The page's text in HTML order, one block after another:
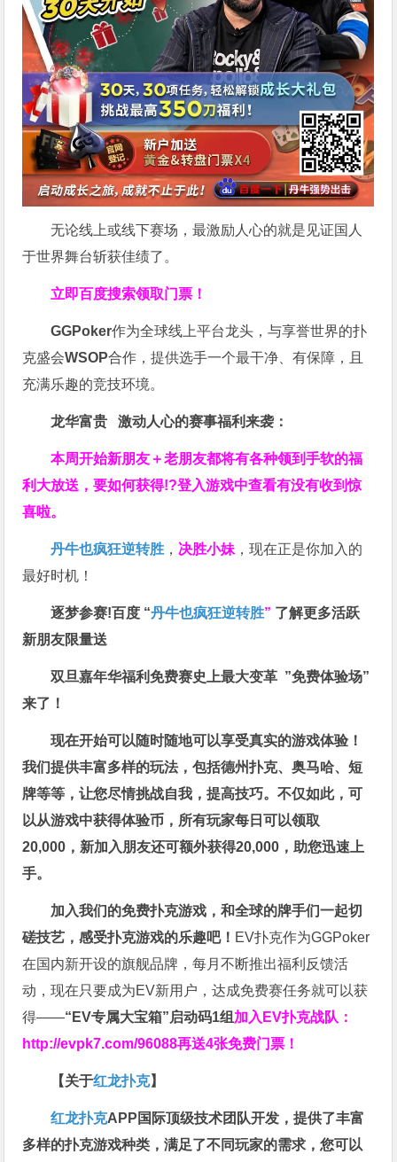
无论线上或线下赛场，最激励人心的就是见证国人
于世界舞台斩获佳绩了。
立即百度搜索领取门票！
GGPoker作为全球线上平台龙头，与享誉世界的扑
克盛会WSOP合作，提供选手一个最干净、有保障，且
充满乐趣的竞技环境。
龙华富贵 激动人心的赛事福利来袭：
本周开始新朋友＋老朋友都将有各种领到手软的福
利大放送，要如何获得!?登入游戏中查看有没有收到惊
喜啦。
丹牛也疯狂逆转胜 ， 决胜小妹 ，现在正是你加入的
最好时机！
逐梦参赛!百度 “丹牛也疯狂逆转胜” 了解更多活跃
新朋友限量送
双旦嘉年华福利免费赛史上最大变革 ”免费体验场”
来了！
现在开始可以随时随地可以享受真实的游戏体验！
我们提供丰富多样的玩法，包括德州扑克、奥马哈、短
牌等等，让您尽情挑战自我，提高技巧。不仅如此，可
以从游戏中获得体验币，所有玩家每日可以领取
20,000，新加入朋友还可额外获得20,000，助您迅速上
手。
加入我们的免费扑克游戏，和全球的牌手们一起切
磋技艺，感受扑克游戏的乐趣吧！ EV扑克作为GGPoker
在国内新开设的旗舰品牌，每月不断推出福利反馈活
动，现在只要成为EV新用户，达成免费赛任务就可以获
得——“EV专属大宝箱”启动码1组 加入EV扑克战队：
http://evpk7.com/96088再送4张免费门票！
【关于红龙扑克】
红龙扑克APP国际顶级技术团队开发，提供了丰富
多样的扑克游戏种类，满足了不同玩家的需求，您可以